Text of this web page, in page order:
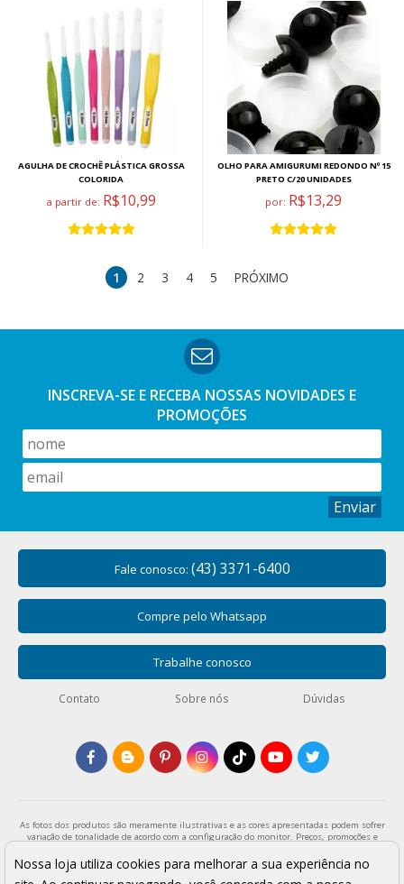
AGULHA DE CROCHÊ PLÁSTICA GROSSA
COLORIDA
a partir de: R$10,99
OLHO PARA AMIGURUMI REDONDO Nº 15
PRETO C/20 UNIDADES
por: R$13,29
1 2 3 4 5 PRÓXIMO
INSCREVA-SE E RECEBA NOSSAS NOVIDADES E
PROMOÇÕES
Enviar
Fale conosco: (43) 3371-6400
Compre pelo Whatsapp
Trabalhe conosco
Contato Sobre nós Dúvidas
As fotos dos produtos são meramente ilustrativas e as cores apresentadas podem sofrer
variação de tonalidade de acordo com a configuração do monitor. Preços, promoções e
enquanto durar o estoque. Os preços apresentados são válidos para pagamentos a vista
e podem sofrer alterações sem aviso prévio. Vendas sujeitas a análise e confirmação de
Nossa loja utiliza cookies para melhorar a sua experiência no